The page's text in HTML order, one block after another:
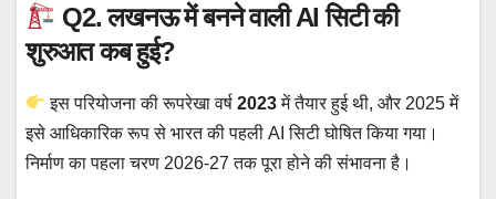
Q2. लखनऊ में बनने वाली AI सिटी की
शुरुआत कब हुई?
इस परियोजना की रूपरेखा वर्ष2023में तैयार हुई थी, और 2025 में
इसे आधिकारिक रूप से भारत की पहली AI सिटी घोषित किया गया।
निर्माण का पहला चरण 2026-27 तक पूरा होने की संभावना है।